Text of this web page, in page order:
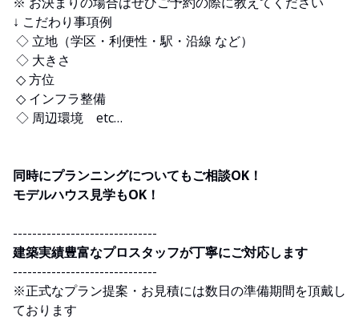
↓ こだわり事項例
◇ 立地（学区・利便性・駅・沿線 など）
◇ 大きさ
◇ 方位
◇ インフラ整備
◇ 周辺環境 etc…
同時にプランニングについてもご相談OK！
モデルハウス見学もOK！
------------------------------
建築実績豊富なプロスタッフが丁寧にご対応します
------------------------------
※正式なプラン提案・お見積には数日の準備期間を頂戴し
ております